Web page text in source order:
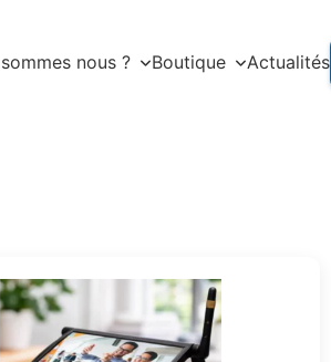
nous ? Boutique Actualités
produit
a